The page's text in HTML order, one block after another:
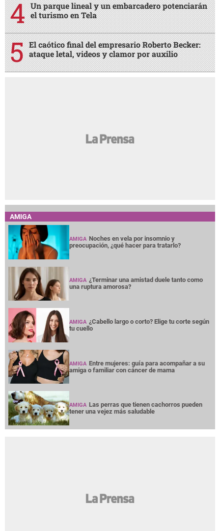
Un parque lineal y un embarcadero potenciarán
el turismo en Tela
El caótico final del empresario Roberto Becker:
ataque letal, videos y clamor por auxilio
AMIGA
AMIGA Noches en vela por insomnio y
preocupación, ¿qué hacer para tratarlo?
AMIGA ¿Terminar una amistad duele tanto como
una ruptura amorosa?
AMIGA ¿Cabello largo o corto? Elige tu corte según
tu cuello
AMIGA Entre mujeres: guía para acompañar a su
amiga o familiar con cáncer de mama
AMIGA Las perras que tienen cachorros pueden
tener una vejez más saludable